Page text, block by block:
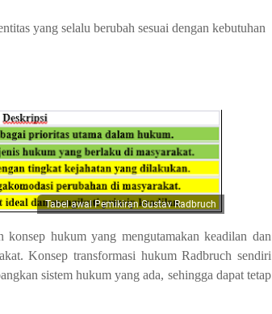
yang selalu berubah sesuai dengan kebutuhan
Tabel awal Pemikiran Gustav Radbruch
konsep hukum yang mengutamakan keadilan dan
Konsep transformasi hukum Radbruch sendiri
sistem hukum yang ada, sehingga dapat tetap